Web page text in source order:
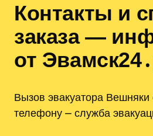
Контакты и
заказа —
от
Вызов эвакуатора
телефону ⎼ служба